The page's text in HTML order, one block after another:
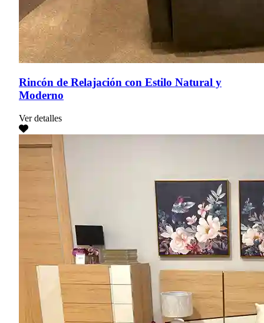
Rincón de Relajación con Estilo Natural y
Moderno
Ver detalles